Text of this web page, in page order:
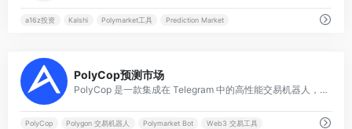
a16z投资 Kalshi Polymarket工具 Prediction Market
PolyCop预测市场
PolyCop 是一款集成在 Telegram 中的高性能交易机器人，专门为 Polymarket 用户设计。它允许用户通过监控“聪明钱”地址实现自动跟单，并提供限价单、止损止盈等 Polymarket 原生界面不具备的高级交易功能。
PolyCop Polygon 交易机器人 Polymarket Bot Web3 交易工具